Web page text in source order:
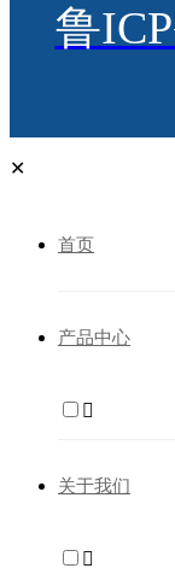
鲁
✕
首页
产品中心

关于我们
